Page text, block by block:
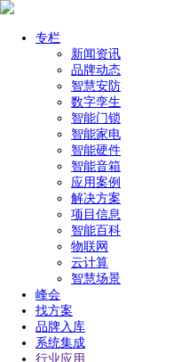
专栏
新闻资讯
品牌动态
智慧安防
数字孪生
智能门锁
智能家电
智能硬件
智能音箱
应用案例
解决方案
项目信息
智能百科
物联网
云计算
智慧场景
峰会
找方案
品牌入库
系统集成
行业应用